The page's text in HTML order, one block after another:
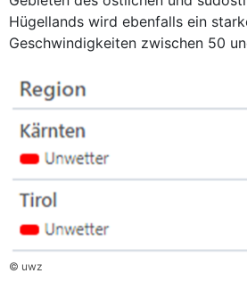
Hügellands wird ebenfalls ein
Geschwindigkeiten zwischen 50
© uwz